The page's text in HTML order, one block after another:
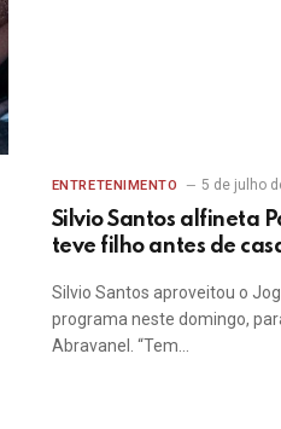
ENTRETENIMENTO 5 de julho
Silvio Santos alfineta
teve filho antes de
Silvio Santos aproveitou o
programa neste domingo,
Abravanel. “Tem…